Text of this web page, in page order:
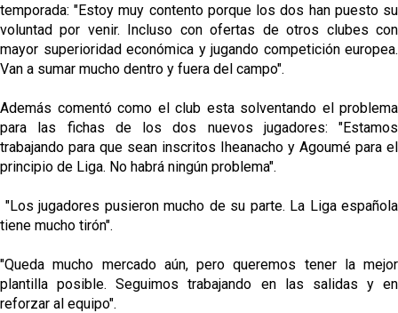
temporada: "Estoy muy contento porque los dos han puesto su
voluntad por venir. Incluso con ofertas de otros clubes con
mayor superioridad económica y jugando competición europea.
Van a sumar mucho dentro y fuera del campo".
Además comentó como el club esta solventando el problema
para las fichas de los dos nuevos jugadores: "Estamos
trabajando para que sean inscritos Iheanacho y Agoumé para el
principio de Liga. No habrá ningún problema".
"Los jugadores pusieron mucho de su parte. La Liga española
tiene mucho tirón".
"Queda mucho mercado aún, pero queremos tener la mejor
plantilla posible. Seguimos trabajando en las salidas y en
reforzar al equipo".